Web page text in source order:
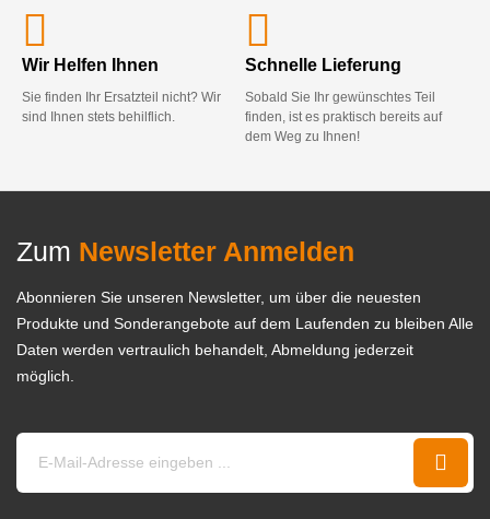
Wir Helfen Ihnen
Sie finden Ihr Ersatzteil nicht? Wir
sind Ihnen stets behilflich.
Schnelle Lieferung
Sobald Sie Ihr gewünschtes Teil
finden, ist es praktisch bereits auf
dem Weg zu Ihnen!
Zum Newsletter Anmelden
Abonnieren Sie unseren Newsletter, um über die neuesten
Produkte und Sonderangebote auf dem Laufenden zu bleiben Alle
Daten werden vertraulich behandelt, Abmeldung jederzeit
möglich.